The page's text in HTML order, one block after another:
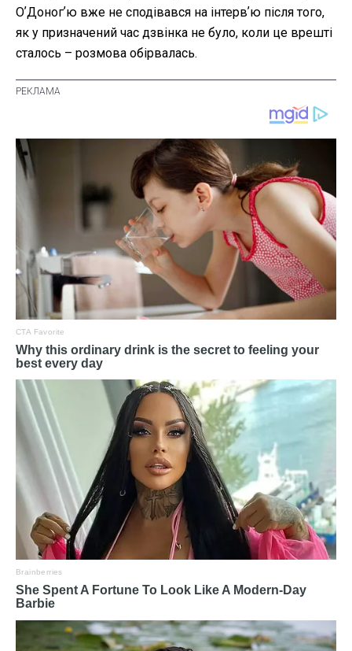
ОʼДоногʼю вже не сподівався на інтервʼю після того,
як у призначений час дзвінка не було, коли це врешті
сталось – розмова обірвалась.